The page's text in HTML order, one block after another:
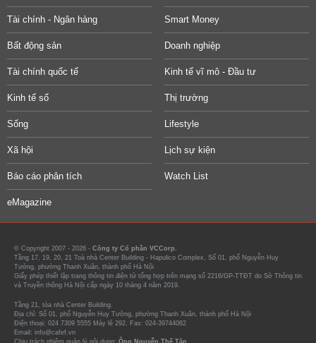
Tài chính - Ngân hàng Smart Money
Bất động sản Doanh nghiệp
Tài chính quốc tế Kinh tế vĩ mô - Đầu tư
Kinh tế số Thị trường
Sống Lifestyle
Xã hội Lịch sự kiện
Báo cáo phân tích Watch List
eMagazine
© Copyright 2007 - 2026 - Công ty Cổ phần VCCorp.
Tầng 17, 19, 20, 21 Toà nhà Center Building - Hapulico Complex, Số 01, phố Nguyễn Huy
Tưởng, phường Thanh Xuân, thành phố Hà Nội
Giấy phép thiết lập trang thông tin điện tử tổng hợp trên mạng số 2216/GP-TTĐT do Sở Thông tin
và Truyền thông Hà Nội cấp ngày 10 tháng 4 năm 2019.
Tầng 21, tòa nhà Center Building.
Địa chỉ: Số 01, phố Nguyễn Huy Tưởng, phường Thanh Xuân, thành phố Hà Nội
Điện thoại: 024 7309 5555 Máy lẻ 292. Fax: 024-39744082
Email: info@cafef.vn